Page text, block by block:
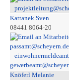
Kattanek Sven
08441 8064-20
Knöferl Melanie